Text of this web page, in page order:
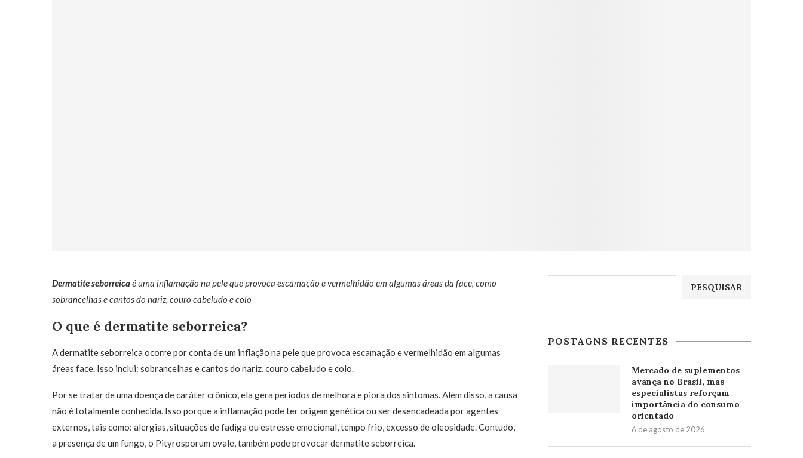
Dermatite seborreicaé uma inflamação na pele que provoca escamação e vermelhidão em algumas áreas da face, como
sobrancelhas e cantos do nariz, couro cabeludo e colo
O que é dermatite seborreica?
A dermatite seborreica ocorre por conta de um inflação na pele que provoca escamação e vermelhidão em algumas
áreas face. Isso inclui: sobrancelhas e cantos do nariz, couro cabeludo e colo.
Por se tratar de uma doença de caráter crônico, ela gera períodos de melhora e piora dos sintomas. Além disso, a causa
não é totalmente conhecida. Isso porque a inflamação pode ter origem genética ou ser desencadeada por agentes
externos, tais como: alergias, situações de fadiga ou estresse emocional, tempo frio, excesso de oleosidade. Contudo,
a presença de um fungo, o Pityrosporum ovale, também pode provocar dermatite seborreica.
PESQUISAR
POSTAGNS RECENTES
Mercado de suplementos
avança no Brasil, mas
especialistas reforçam
importância do consumo
orientado
6 de agosto de 2026